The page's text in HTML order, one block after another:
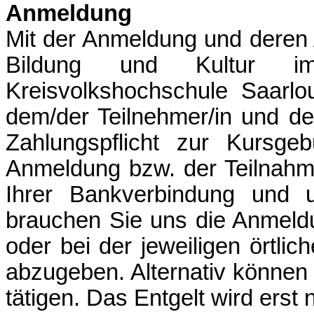
Anmeldung
Mit der Anmeldung und
Bildung und Kultur
Kreisvolkshochschule
dem/der Teilnehmer/in und
Zahlungspflicht zur
Anmeldung bzw. der
Ihrer Bankverbindung und
brauchen Sie uns die
oder bei der jeweiligen
abzugeben. Alternativ
tätigen. Das Entgelt wird erst